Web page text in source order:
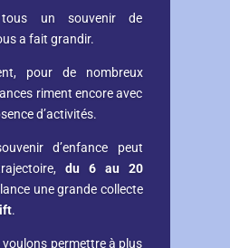
un souvenir de
a fait grandir.
pour de nombreux
riment encore avec
d’activités.
d’enfance peut
du 6 au 20
une grande collecte
.
voulons permettre à plus